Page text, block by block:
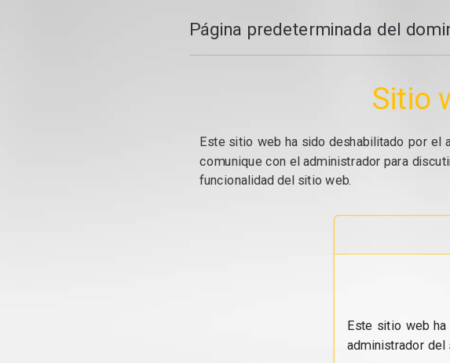
Página predeterminada del
Sitio
Este sitio web ha sido deshabilitado por el
comunique con el administrador para
funcionalidad del sitio web.
Este sitio web
administrador del